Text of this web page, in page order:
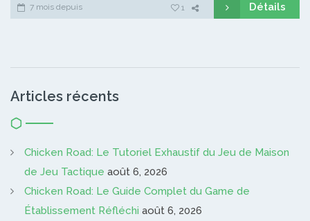
7 mois depuis 1 Détails
Articles récents
Chicken Road: Le Tutoriel Exhaustif du Jeu de Maison
de Jeu Tactique août 6, 2026
Chicken Road: Le Guide Complet du Game de
Établissement Réfléchi août 6, 2026